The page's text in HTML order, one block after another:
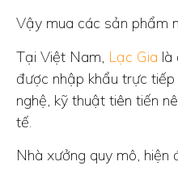
Vậy mua các sản phẩm
Tại Việt Nam, Lạc Gia là
được nhập khẩu trực
nghệ, kỹ thuật tiên tiến
tế.
Nhà xưởng quy mô, hiện